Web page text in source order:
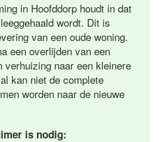
in Hoofddorp houdt in dat
wordt. Dit is
van een oude woning.
een overlijden van een
verhuizing naar een kleinere
kan niet de complete
worden naar de nieuwe
is nodig: